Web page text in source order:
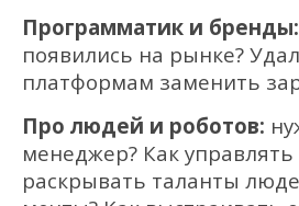
Программатик и бренды:
появились на рынке?
платформам заменить
Про людей и роботов:
менеджер? Как
раскрывать таланты